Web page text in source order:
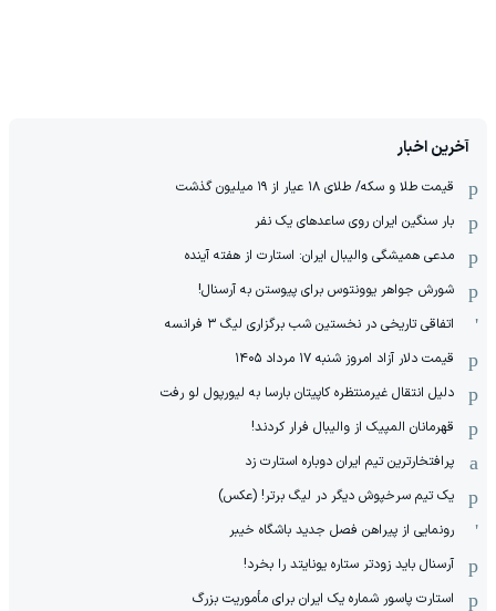
آخرین اخبار
قیمت طلا و سکه/ طلای ۱۸ عیار از ۱۹ میلیون گذشت
بار سنگین ایران روی ساعدهای یک نفر
مدعی همیشگی والیبال ایران: استارت از هفته آینده
شورش جواهر یوونتوس برای پیوستن به آرسنال!
اتفاقی تاریخی در نخستین شب برگزاری لیگ ۳ فرانسه
قیمت دلار آزاد امروز شنبه ۱۷ مرداد ۱۴۰۵
دلیل انتقال غیرمنتظره کاپیتان بارسا به لیورپول لو رفت
قهرمانان المپیک از والیبال فرار کردند!
پرافتخارترین تیم ایران دوباره استارت زد
یک تیم سرخپوش دیگر در لیگ برتر! (عکس)
رونمایی از پیراهن فصل جدید باشگاه خیبر
آرسنال باید زودتر ستاره یونایتد را بخرد!
استارت پاسور شماره یک ایران برای مأموریت بزرگ